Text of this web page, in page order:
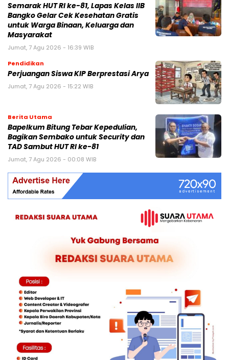
Semarak HUT RI ke-81, Lapas Kelas IIB
Bangko Gelar Cek Kesehatan Gratis
untuk Warga Binaan, Keluarga dan
Masyarakat
Jumat, 7 Agu 2026 - 16:39 WIB
Pendidikan
Perjuangan Siswa KIP Berprestasi Arya
Jumat, 7 Agu 2026 - 15:22 WIB
Berita Utama
Bapelkum Bitung Tebar Kepedulian,
Bagikan Sembako untuk Security dan
TAD Sambut HUT RI ke-81
Jumat, 7 Agu 2026 - 00:08 WIB